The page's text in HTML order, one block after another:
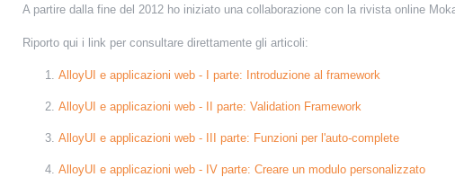
A partire dalla fine del 2012 ho iniziato una collaborazione con la rivista online
Riporto qui i link per consultare direttamente gli articoli:
AlloyUI e applicazioni web - I parte: Introduzione al framework
AlloyUI e applicazioni web - II parte: Validation Framework
AlloyUI e applicazioni web - III parte: Funzioni per l'auto-complete
AlloyUI e applicazioni web - IV parte: Creare un modulo personalizzato